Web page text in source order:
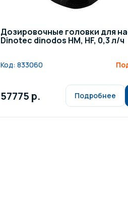
Дозировочные головки для
Dinotec dinodos HM, HF, 0,3 л/ч
Код: 833060
57775 р. Подробнее